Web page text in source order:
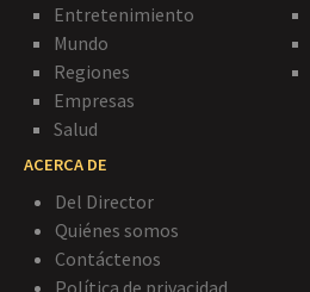
Entretenimiento
Mundo
Regiones
Empresas
Salud
ACERCA DE
Del Director
Quiénes somos
Contáctenos
Política de privacidad